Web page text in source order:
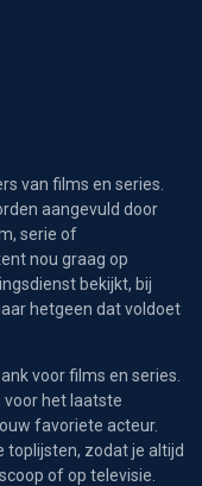
van films en series.
aangevuld door
serie of
nou graag op
bekijkt, bij
hetgeen dat voldoet
voor films en series.
voor het laatste
favoriete acteur.
toplijsten, zodat je altijd
of op televisie.